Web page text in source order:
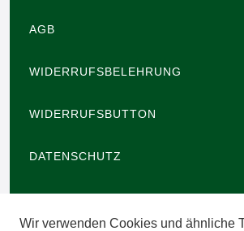
AGB
WIDERRUFSBELEHRUNG
WIDERRUFSBUTTON
DATENSCHUTZ
Wir verwenden Cookies und ähnliche